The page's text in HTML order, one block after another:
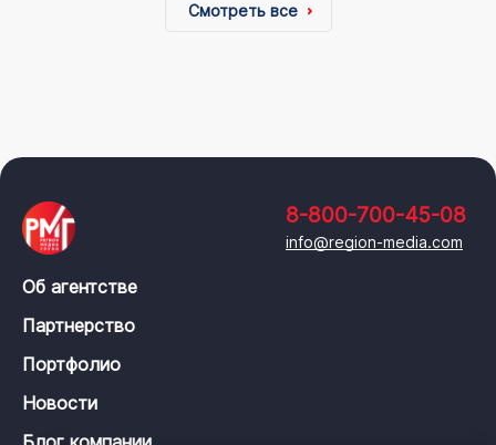
Смотреть все
8-800-700-45-08
info@region-media.com
Об агентстве
Партнерство
Портфолио
Новости